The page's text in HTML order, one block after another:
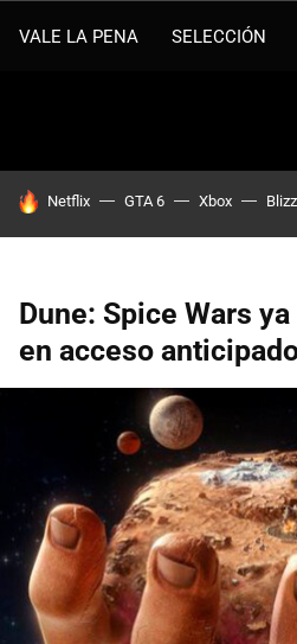
VALE LA PENA SELECCIÓN
HOY SE HABLA DE
Netflix GTA 6 Xbox
Dune: Spice Wars
en acceso